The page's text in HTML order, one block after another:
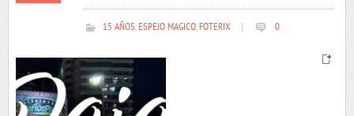
15 AÑOS,ESPEJO MAGICO,FOTERIX 0